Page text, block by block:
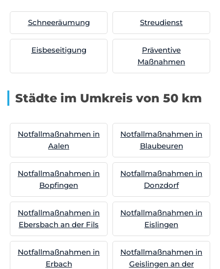
Schneeräumung Streudienst
Eisbeseitigung
Präventive
Maßnahmen
Städte im Umkreis von 50 km
Notfallmaßnahmen in
Aalen
Notfallmaßnahmen in
Blaubeuren
Notfallmaßnahmen in
Bopfingen
Notfallmaßnahmen in
Donzdorf
Notfallmaßnahmen in
Ebersbach an der Fils
Notfallmaßnahmen in
Eislingen
Notfallmaßnahmen in
Erbach
Notfallmaßnahmen in
Geislingen an der